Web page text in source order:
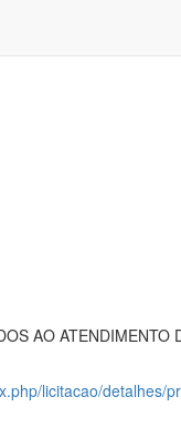
AO ATENDIMENTO
licitacao/detalhes/